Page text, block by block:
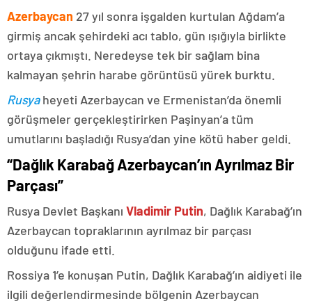
Azerbaycan 27 yıl sonra işgalden kurtulan Ağdam’a
girmiş ancak şehirdeki acı tablo, gün ışığıyla birlikte
ortaya çıkmıştı. Neredeyse tek bir sağlam bina
kalmayan şehrin harabe görüntüsü yürek burktu.
Rusyaheyeti Azerbaycan ve Ermenistan’da önemli
görüşmeler gerçekleştirirken Paşinyan’a tüm
umutlarını başladığı Rusya’dan yine kötü haber geldi.
“Dağlık Karabağ Azerbaycan’ın Ayrılmaz Bir
Parçası”
Rusya Devlet Başkanı Vladimir Putin, Dağlık Karabağ’ın
Azerbaycan topraklarının ayrılmaz bir parçası
olduğunu ifade etti.
Rossiya 1’e konuşan Putin, Dağlık Karabağ’ın aidiyeti ile
ilgili değerlendirmesinde bölgenin Azerbaycan